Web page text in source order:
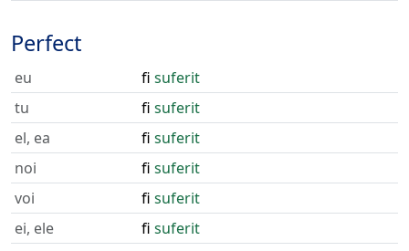
Perfect
eu fi suferit
tu
fi suferit
el, ea
fi suferit
noi
fi suferit
voi
fi suferit
ei, ele
fi suferit